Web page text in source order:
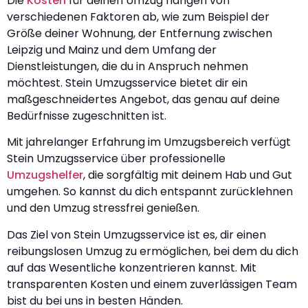
verschiedenen Faktoren ab, wie zum Beispiel der
Größe deiner Wohnung, der Entfernung zwischen
Leipzig und Mainz und dem Umfang der
Dienstleistungen, die du in Anspruch nehmen
möchtest. Stein Umzugsservice bietet dir ein
maßgeschneidertes Angebot, das genau auf deine
Bedürfnisse zugeschnitten ist.
Mit jahrelanger Erfahrung im Umzugsbereich verfügt
Stein Umzugsservice über professionelle
Umzugshelfer, die sorgfältig mit deinem Hab und Gut
umgehen. So kannst du dich entspannt zurücklehnen
und den Umzug stressfrei genießen.
Das Ziel von Stein Umzugsservice ist es, dir einen
reibungslosen Umzug zu ermöglichen, bei dem du dich
auf das Wesentliche konzentrieren kannst. Mit
transparenten Kosten und einem zuverlässigen Team
bist du bei uns in besten Händen.